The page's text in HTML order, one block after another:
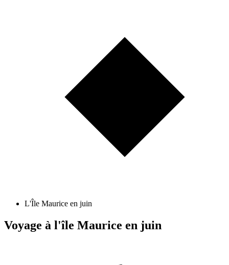
L'Île Maurice en juin
Voyage à l'île Maurice en juin